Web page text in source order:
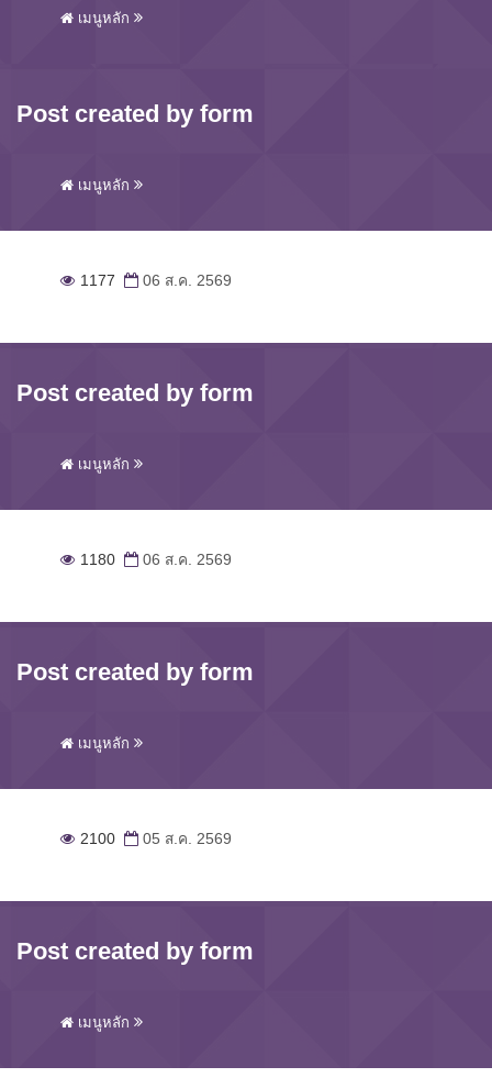
เมนูหลัก
Post created by form
เมนูหลัก
1177 06 ส.ค. 2569
Post created by form
เมนูหลัก
1180 06 ส.ค. 2569
Post created by form
เมนูหลัก
2100 05 ส.ค. 2569
Post created by form
เมนูหลัก